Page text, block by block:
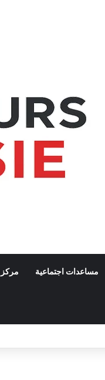
مركز مساعدات اجتماعية